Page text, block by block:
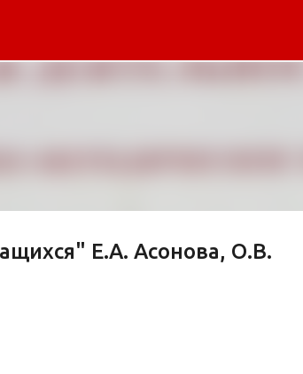
Е.А. Асонова, О.В.